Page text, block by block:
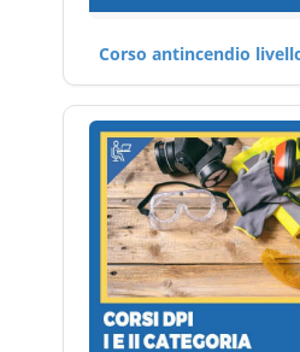
Corso antincendio